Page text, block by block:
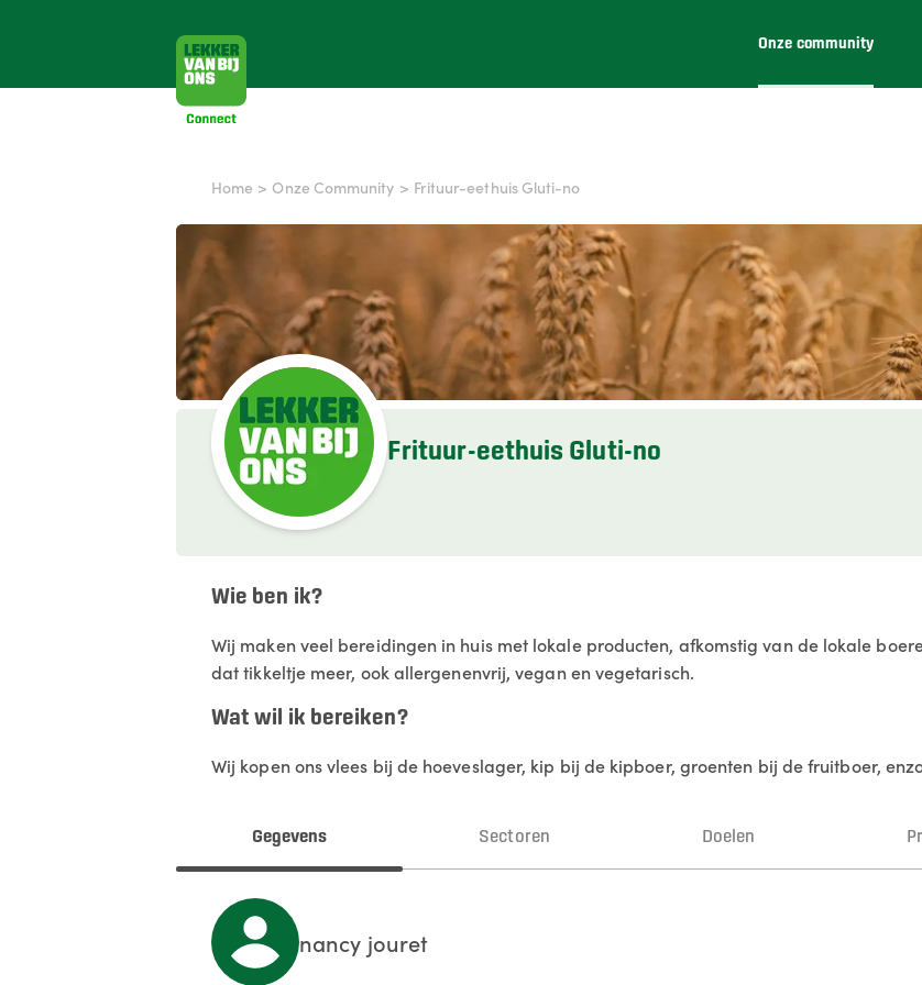
Onze community
Home > Onze Community > Frituur-eethuis Gluti-no
Frituur-eethuis Gluti-no
Wie ben ik?
Wij maken veel bereidingen in huis met lokale producten, afkomstig van de lokale
dat tikkeltje meer, ook allergenenvrij, vegan en vegetarisch.
Wat wil ik bereiken?
Wij kopen ons vlees bij de hoeveslager, kip bij de kipboer, groenten bij de fruitboer,
Gegevens Sectoren Doelen
nancy jouret